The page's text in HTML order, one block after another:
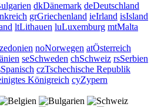
dkDänemark deDeutschland
grGriechenland ieIrland isIsland
ltLithauen luLuxemburg mtMalta
noNorwegen atÖsterreich
seSchweden chSchweiz rsSerbien
Spanisch czTschechische Republik
Königreich cyZypern